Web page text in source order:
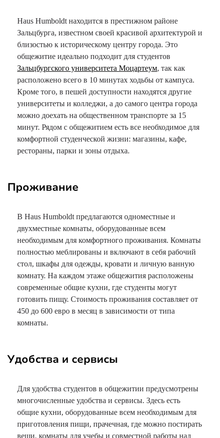
Haus Humboldt находится в престижном районе
Зальцбурга, известном своей красивой архитектурой и
близостью к историческому центру города. Это
общежитие идеально подходит для студентов
Зальцбургского университета Моцартеум, так как
расположено всего в 10 минутах ходьбы от кампуса.
Кроме того, в пешей доступности находятся другие
университеты и колледжи, а до самого центра города
можно доехать на общественном транспорте за 15
минут. Рядом с общежитием есть все необходимое для
комфортной студенческой жизни: магазины, кафе,
рестораны, парки и зоны отдыха.
Проживание
В Haus Humboldt предлагаются одноместные и
двухместные комнаты, оборудованные всем
необходимым для комфортного проживания. Комнаты
полностью меблированы и включают в себя рабочий
стол, шкафы для одежды, кровати и личную ванную
комнату. На каждом этаже общежития расположены
современные общие кухни, где студенты могут
готовить пищу. Стоимость проживания составляет от
450 до 600 евро в месяц в зависимости от типа
комнаты.
Удобства и сервисы
Для удобства студентов в общежитии предусмотрены
многочисленные удобства и сервисы. Здесь есть
общие кухни, оборудованные всем необходимым для
приготовления пищи, прачечная, где можно постирать
вещи, комнаты для учебы и совместной работы над